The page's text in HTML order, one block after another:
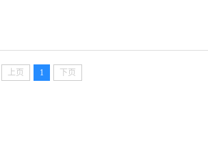
上页 1 下页